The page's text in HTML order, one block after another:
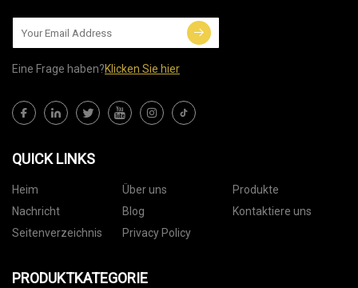
Eine Frage haben?Klicken Sie hier
QUICK LINKS
Heim Über uns
Produkte
Nachricht
Blog
Kontaktiere uns
Seitenverzeichnis
Privacy Policy
PRODUKTKATEGORIE